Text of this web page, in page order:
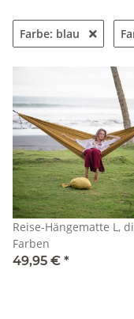
Farbe: blau
Reise-Hängematte L,
Farben
49,95 € *